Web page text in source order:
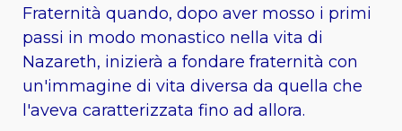
Fraternità quando, dopo aver mosso i primi
passi in modo monastico nella vita di
Nazareth, inizierà a fondare fraternità con
un'immagine di vita diversa da quella che
l'aveva caratterizzata fino ad allora.